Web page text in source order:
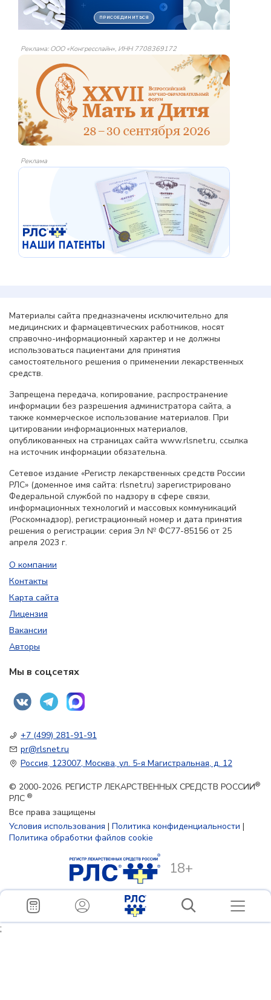
Реклама: ООО «Конгресслайн», ИНН 7708369172
Реклама
Материалы сайта предназначены исключительно для
медицинских и фармацевтических работников, носят
справочно-информационный характер и не должны
использоваться пациентами для принятия
самостоятельного решения о применении лекарственных
средств.
Запрещена передача, копирование, распространение
информации без разрешения администратора сайта, а
также коммерческое использование материалов. При
цитировании информационных материалов,
опубликованных на страницах сайта www.rlsnet.ru, ссылка
на источник информации обязательна.
Сетевое издание «Регистр лекарственных средств России
РЛС» (доменное имя сайта: rlsnet.ru) зарегистрировано
Федеральной службой по надзору в сфере связи,
информационных технологий и массовых коммуникаций
(Роскомнадзор), регистрационный номер и дата принятия
решения о регистрации: серия Эл № ФС77-85156 от 25
апреля 2023 г.
О компании
Контакты
Карта сайта
Лицензия
Вакансии
Авторы
Мы в соцсетях
+7 (499) 281-91-91
pr@rlsnet.ru
Россия, 123007, Москва, ул. 5-я Магистральная, д. 12
© 2000-2026. РЕГИСТР ЛЕКАРСТВЕННЫХ СРЕДСТВ РОССИИ®
РЛС ®
Все права защищены
Условия использования | Политика конфиденциальности |
Политика обработки файлов cookie
18+
;